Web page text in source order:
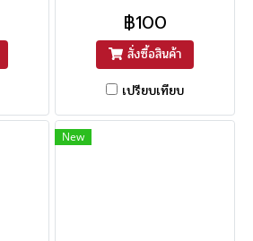
฿100
สั่งซื้อสินค้า
เปรียบเทียบ
New